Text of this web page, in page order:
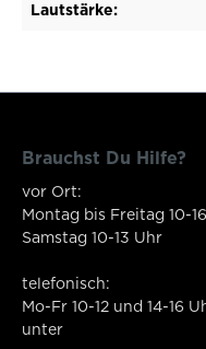
Lautstärke:
Brauchst Du Hilfe?
vor Ort:
Montag bis Freitag 10-
Samstag 10-13 Uhr
telefonisch:
Mo-Fr 10-12 und 14-16
unter